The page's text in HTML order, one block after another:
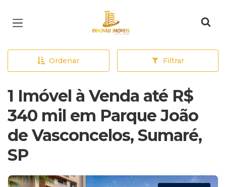
Página inicial
Ordenar Filtrar
1 Imóvel à Venda até R$
340 mil em Parque João
de Vasconcelos, Sumaré,
SP